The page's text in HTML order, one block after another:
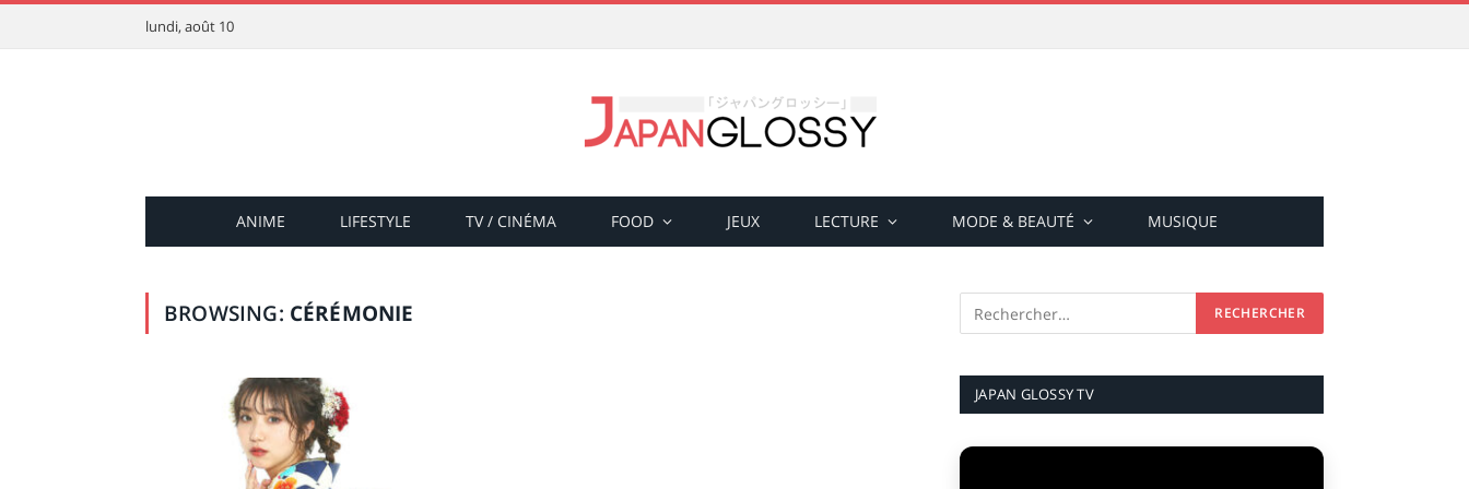
lundi, août 10
ANIME LIFESTYLE TV / CINÉMA FOOD JEUX LECTURE MODE & BEAUTÉ MUSIQUE
BROWSING: CÉRÉMONIE
JAPAN GLOSSY TV